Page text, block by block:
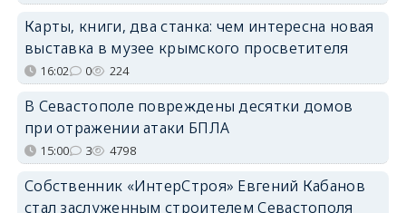
Карты, книги, два станка: чем интересна новая
выставка в музее крымского просветителя
16:02 0 224
В Севастополе повреждены десятки домов
при отражении атаки БПЛА
15:00 3 4798
Собственник «ИнтерСтроя» Евгений Кабанов
стал заслуженным строителем Севастополя